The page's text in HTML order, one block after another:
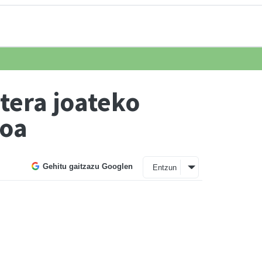
joateko
Gehitu gaitzazu Googlen Entzun